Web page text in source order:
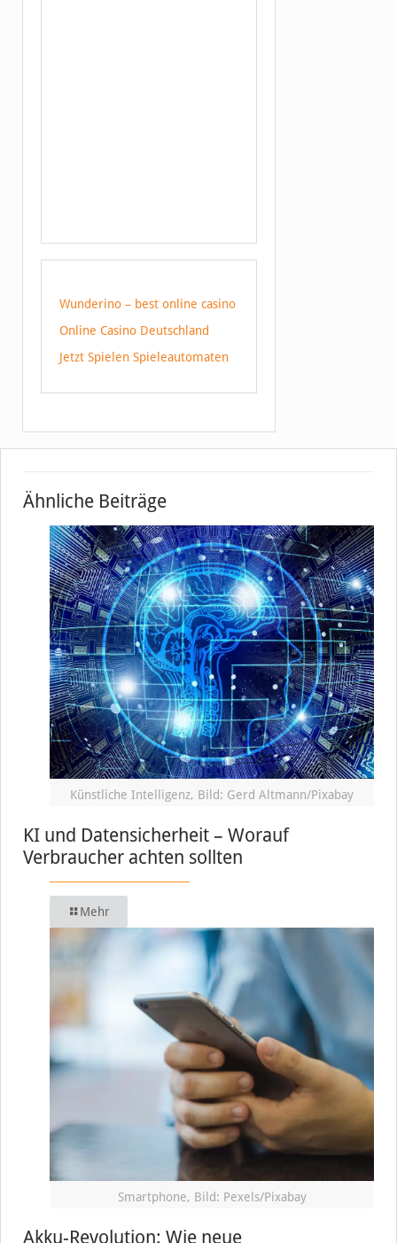
Wunderino – best online casino
Online Casino Deutschland
Jetzt Spielen Spieleautomaten
Ähnliche Beiträge
Künstliche Intelligenz, Bild: Gerd Altmann/Pixabay
KI und Datensicherheit – Worauf
Verbraucher achten sollten
Mehr
Smartphone, Bild: Pexels/Pixabay
Akku-Revolution: Wie neue